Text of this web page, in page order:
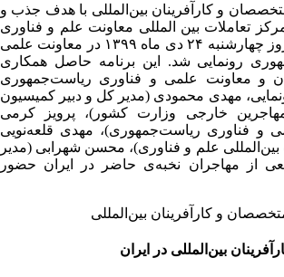
و کارآفرینان بین‌المللی با هدف جذب و
تعاملات بین المللی معاونت علم و فناوری
ریاست جمهوری در روز چهارشنبه ۲۴ دی ماه ۱۳۹۹ در معاونت علمی
رونمایی شد. این برنامه حاصل همکاری
و معاونت علمی و فناوری ریاست‌جمهوری
مهدی محمودی (مدیر کل و دبیر کمیسیون
خارجی وزارت کشور)، پرویز کرمی
و فناوری ریاست‌جمهوری)، مهدی قلعه‌نویی
علم و فناوری)، محسن شهرابی (مدیر
از مهاجران نخبه‌ی حاضر در ایران حضور
بین‌المللی در ایران